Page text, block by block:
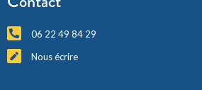
06 22 49 84 29
Nous écrire